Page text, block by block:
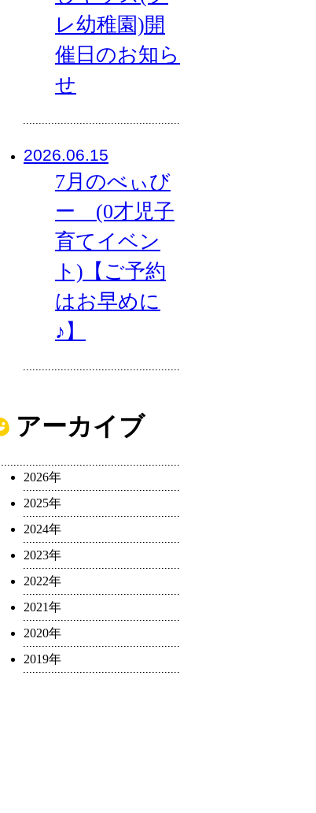
レ幼稚園)開
催日のお知ら
せ
2026.06.15
7月のべぃび
ー (0才児子
育てイベン
ト)【ご予約
はお早めに
♪】
アーカイブ
2026年
2025年
2024年
2023年
2022年
2021年
2020年
2019年